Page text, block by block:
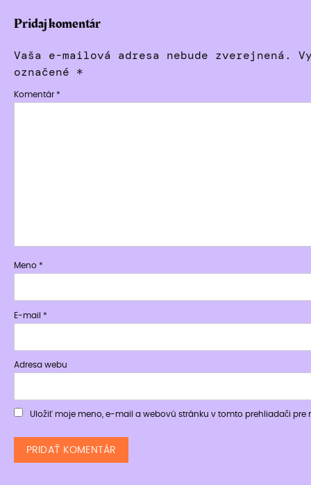
Pridaj komentár
Vaša e-mailová adresa nebude zverejnená.
označené *
Komentár *
Meno *
E-mail *
Adresa webu
Uložiť moje meno, e-mail a webovú stránku v tomto prehliadači pre